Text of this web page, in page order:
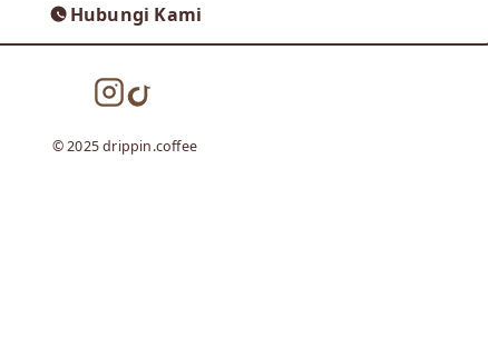
Hubungi Kami
© 2025 drippin.coffee